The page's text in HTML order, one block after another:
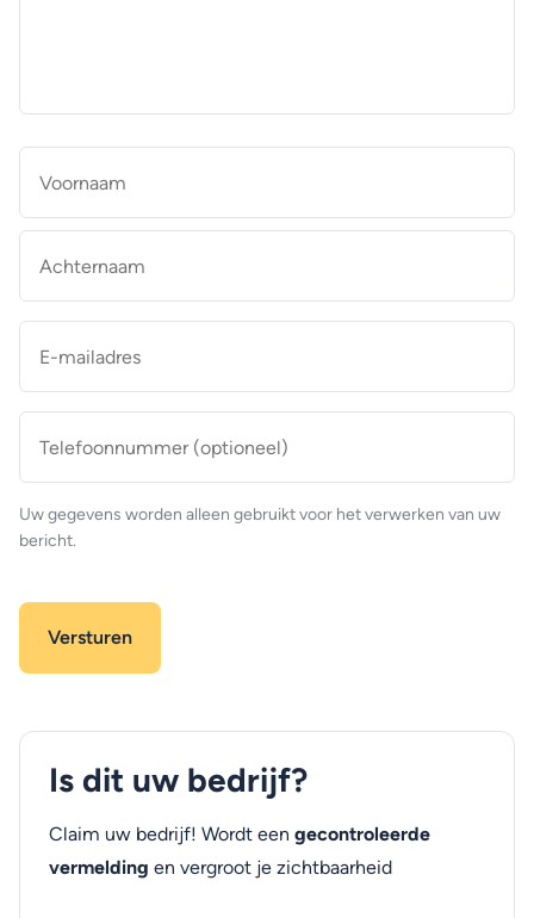
mailadres *
(optioneel)
Uw gegevens worden alleen gebruikt voor het verwerken van uw
bericht.
Is dit uw bedrijf?
Claim uw bedrijf! Wordt een gecontroleerde
vermelding en vergroot je zichtbaarheid